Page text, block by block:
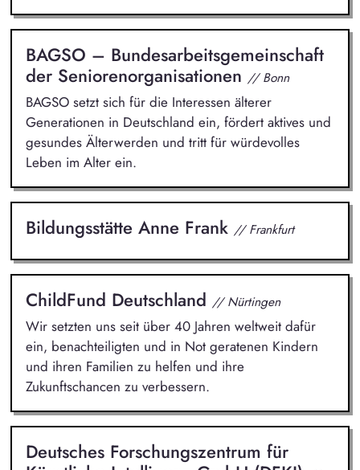
BAGSO – Bundesarbeitsgemeinschaft
der Seniorenorganisationen // Bonn
BAGSO setzt sich für die Interessen älterer
Generationen in Deutschland ein, fördert aktives und
gesundes Älterwerden und tritt für würdevolles
Leben im Alter ein.
Bildungsstätte Anne Frank // Frankfurt
ChildFund Deutschland // Nürtingen
Wir setzten uns seit über 40 Jahren weltweit dafür
ein, benachteiligten und in Not geratenen Kindern
und ihren Familien zu helfen und ihre
Zukunftschancen zu verbessern.
Deutsches Forschungszentrum für